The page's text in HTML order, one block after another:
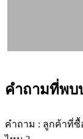
คำถามที่พบ
คำถาม : ลูกค้าที่ซื้